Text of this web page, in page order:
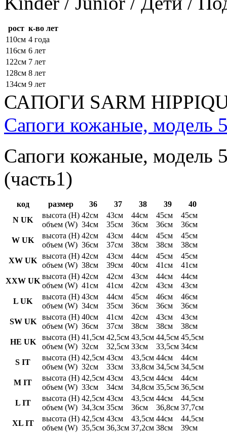
рост к-во лет
110см 4 года
116см 6 лет
122см 7 лет
128см 8 лет
134см 9 лет
САПОГИ SARM
Сапоги кожаные, модель
Сапоги кожаные, модель
(часть1)
код размер 36 37 38 39
40
N UK
высота (H)
объем (W)
42см
34см
43см
35см
44см
36см
45см
36см
45см
36см
W UK
высота (H)
объем (W)
42см
36см
43см
37см
44см
38см
45см
38см
45см
38см
XW UK
высота (H)
объем (W)
42см
38см
43см
39см
44см
40см
45см
41см
45см
41см
XXW UK
высота (H)
объем (W)
42см
41см
42см
41см
43см
42см
44см
43см
44см
43см
L UK
высота (H)
объем (W)
43см
34см
44см
35см
45см
36см
46см
36см
46см
36см
SW UK
высота (H)
объем (W)
40см
36см
41см
37см
42см
38см
43см
38см
43см
38см
HE UK
высота (H)
объем (W)
41,5см
32см
42,5см
32,5см
43,5см
33см
44,5см
33,5см
45,5см
34см
S IT
высота (H)
объем (W)
42,5см
32см
43см
33см
43,5см
33,8см
44см
34,5см
44см
34,5см
M IT
высота (H)
объем (W)
42,5см
33см
43см
34см
43,5см
34,8см
44см
35,5см
44см
36,5см
L IT
высота (H)
объем (W)
42,5см
34,3см
43см
35см
43,5см
36см
44см
36,8см
44,5см
37,7см
XL IT
высота (H)
объем (W)
42,5см
35,5см
43см
36,3см
43,5см
37,2см
44см
38см
44,5см
39см